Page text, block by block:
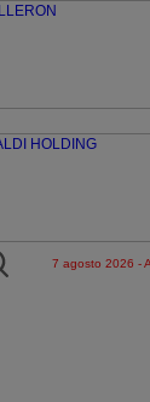
7 agosto 2026 -